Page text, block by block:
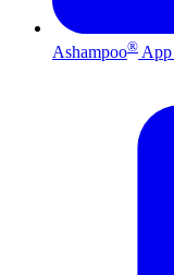
Ashampoo® App